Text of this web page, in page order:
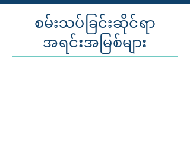
စမ်းသပ်ခြင်းဆိုင်ရာ
အရင်းအမြစ်များ